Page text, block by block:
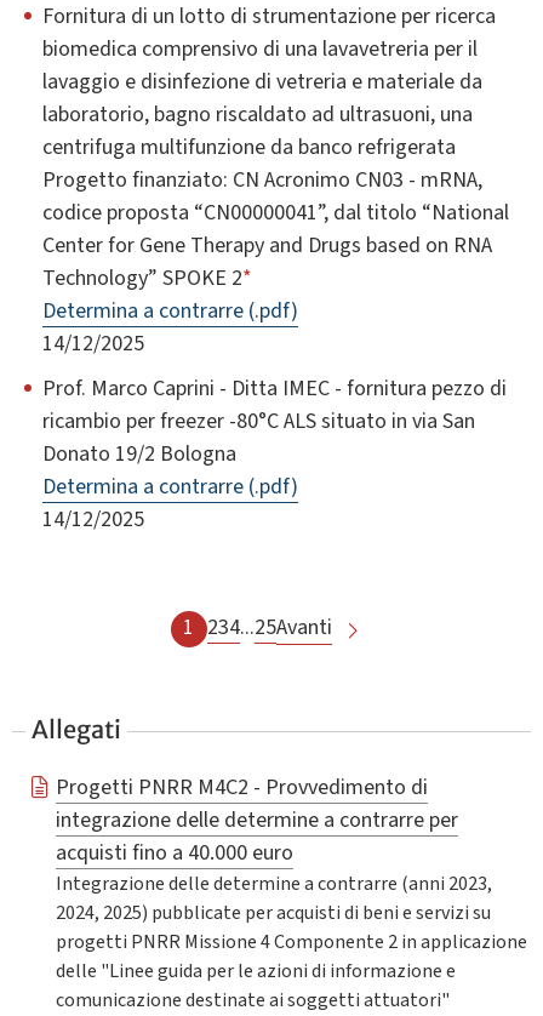
Fornitura di un lotto di strumentazione per ricerca
biomedica comprensivo di una lavavetreria per il
lavaggio e disinfezione di vetreria e materiale da
laboratorio, bagno riscaldato ad ultrasuoni, una
centrifuga multifunzione da banco refrigerata
Progetto finanziato: CN Acronimo CN03 - mRNA,
codice proposta “CN00000041”, dal titolo “National
Center for Gene Therapy and Drugs based on RNA
Technology” SPOKE 2*
Determina a contrarre (.pdf)
14/12/2025
Prof. Marco Caprini - Ditta IMEC - fornitura pezzo di
ricambio per freezer -80°C ALS situato in via San
Donato 19/2 Bologna
Determina a contrarre (.pdf)
14/12/2025
1 234...25Avanti
Allegati
Progetti PNRR M4C2 - Provvedimento di
integrazione delle determine a contrarre per
acquisti fino a 40.000 euro
Integrazione delle determine a contrarre (anni 2023,
2024, 2025) pubblicate per acquisti di beni e servizi su
progetti PNRR Missione 4 Componente 2 in applicazione
delle "Linee guida per le azioni di informazione e
comunicazione destinate ai soggetti attuatori"